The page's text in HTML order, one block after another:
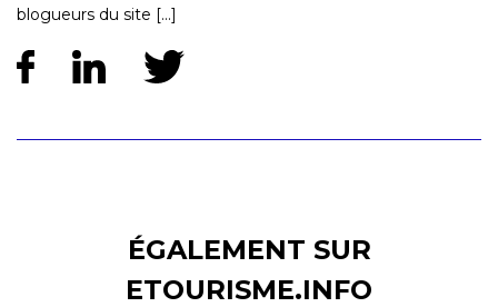
blogueurs du site [...]
ÉGALEMENT SUR
ETOURISME.INFO